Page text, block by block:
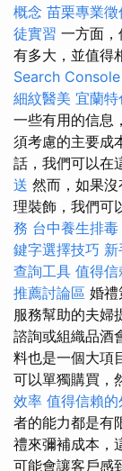
概念 苗栗專業徵
徒實習 一方面
有多大，並值得
Search Console
細紋醫美 宜蘭
一些有用的信息
須考慮的主要成
話，我們可以在
送 然而，如果
理裝飾，我們可
務 台中養生排毒
鍵字選擇技巧
查詢工具 值得
推薦討論區 婚禮
服務幫助的夫婦
諮詢或組織品酒
料也是一個大項
可以單獨購買，
效率 值得信賴
者的能力都是有
禮來彌補成本，
可能會讓客戶感